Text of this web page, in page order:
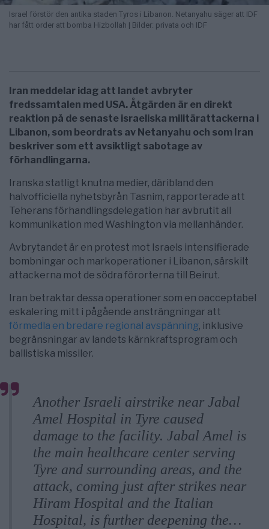
Israel förstör den antika staden Tyros i Libanon. Netanyahu säger att IDF
har fått order att bomba Hizbollah | Bilder: privata och IDF
Iran meddelar idag att landet avbryter
fredssamtalen med USA. Åtgärden är en direkt
reaktion på de senaste israeliska militärattackerna i
Libanon, som beordrats av Netanyahu och som Iran
beskriver som ett avsiktligt sabotage av
förhandlingarna.
Iranska statligt knutna medier, däribland den
halvofficiella nyhetsbyrån Tasnim, rapporterade att
Teherans förhandlingsdelegation har avbrutit all
kommunikation med Washington via mellanhänder.
Avbrytandet är en protest mot Israels intensifierade
bombningar och markoperationer i Libanon, särskilt
attackerna mot de södra förorterna till Beirut.
Iran betraktar dessa operationer som en oacceptabel
eskalering mitt i pågående ansträngningar att
förmedla en bredare regional avspänning, inklusive
begränsningar av landets kärnkraftsprogram och
ballistiska missiler.
Another Israeli airstrike near Jabal
Amel Hospital in Tyre caused
damage to the facility. Jabal Amel is
the main healthcare center serving
Tyre and surrounding areas, and the
attack, coming just after strikes near
Hiram Hospital and the Italian
Hospital, is further deepening the…